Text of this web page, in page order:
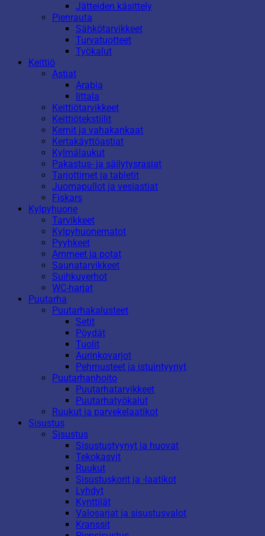
Jätteiden käsittely
Pienrauta
Sähkötarvikkeet
Turvatuotteet
Työkalut
Keittiö
Astiat
Arabia
Iittala
Keittiötarvikkeet
Keittiötekstiilit
Kernit ja vahakankaat
Kertakäyttöastiat
Kylmälaukut
Pakastus- ja säilytysrasiat
Tarjottimet ja tabletit
Juomapullot ja vesiastiat
Fiskars
Kylpyhuone
Tarvikkeet
Kylpyhuonematot
Pyyhkeet
Ammeet ja potat
Saunatarvikkeet
Suihkuverhot
WC-harjat
Puutarha
Puutarhakalusteet
Setit
Pöydät
Tuolit
Aurinkovarjot
Pehmusteet ja istuintyynyt
Puutarhanhoito
Puutarhatarvikkeet
Puutarhatyökalut
Ruukut ja parvekelaatikot
Sisustus
Sisustus
Sisustustyynyt ja huovat
Tekokasvit
Ruukut
Sisustuskorit ja -laatikot
Lyhdyt
Kynttilät
Valosarjat ja sisustusvalot
Kranssit